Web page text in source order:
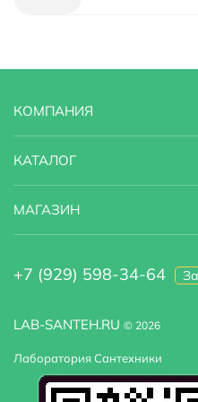
Стандарт подводки
Тропический (верхний) душ
Встраиваемая система да
LAB-SANTEH.RU © 2026
Лаборатория Сантехники
КОМПАНИЯ
КАТАЛОГ
МАГАЗИН
+7 (929) 598-34-64